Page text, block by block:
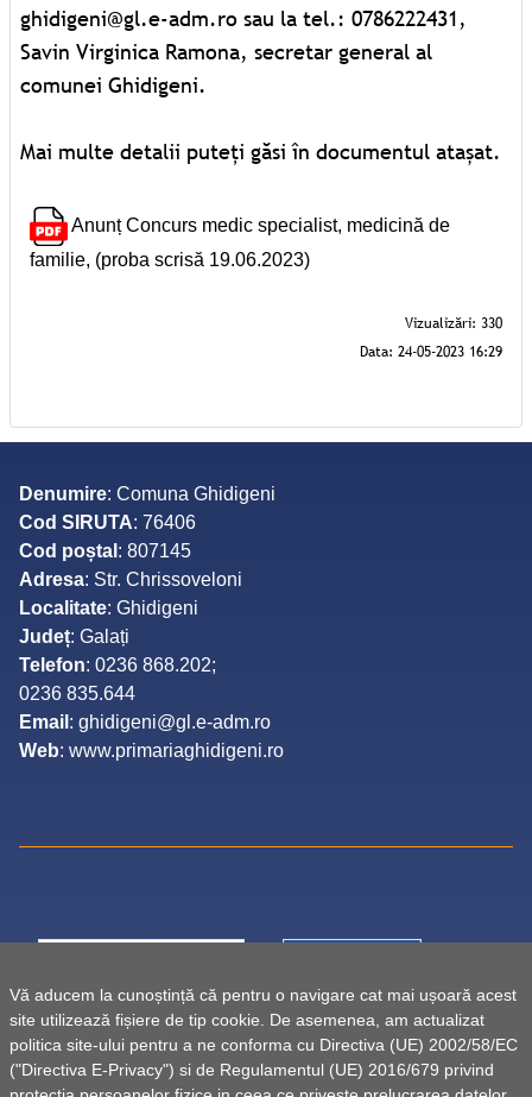
Vă aducem la cunoștință că pentru o navigare cat mai ușoară acest
site utilizează fișiere de tip cookie. De asemenea, am actualizat
politica site-ului pentru a ne conforma cu Directiva (UE) 2002/58/EC
("Directiva E-Privacy") si de Regulamentul (UE) 2016/679 privind
ghidigeni@gl.e-adm.ro sau la tel.: 0786222431,
Savin Virginica Ramona, secretar general al
comunei Ghidigeni.
Mai multe detalii puteți găsi în documentul atașat.
Anunț Concurs medic specialist, medicină de
familie, (proba scrisă 19.06.2023)
Denumire: Comuna Ghidigeni
Cod SIRUTA: 76406
Cod poștal : 807145
Adresa: Str. Chrissoveloni
Localitate: Ghidigeni
Județ: Galați
Telefon: 0236 868.202;
0236 835.644
Email : ghidigeni@gl.e-adm.ro
Web: www.primariaghidigeni.ro